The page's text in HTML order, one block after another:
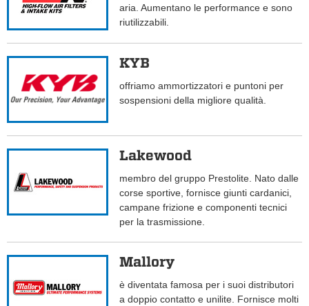
aria. Aumentano le performance e sono
riutilizzabili.
KYB
offriamo ammortizzatori e puntoni per
sospensioni della migliore qualità.
Lakewood
membro del gruppo Prestolite. Nato dalle
corse sportive, fornisce giunti cardanici,
campane frizione e componenti tecnici
per la trasmissione.
Mallory
è diventata famosa per i suoi distributori
a doppio contatto e unilite. Fornisce molti